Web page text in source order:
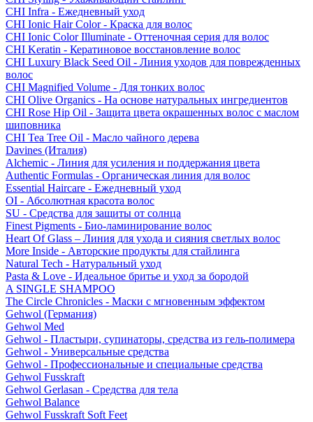
CHI Infra - Ежедневный уход
CHI Ionic Hair Color - Краска для волос
CHI Ionic Color Illuminate - Оттеночная серия для волос
CHI Keratin - Кератиновое восстановление волос
CHI Luxury Black Seed Oil - Линия уходов для поврежденных
волос
CHI Magnified Volume - Для тонких волос
CHI Olive Organics - На основе натуральных ингредиентов
CHI Rose Hip Oil - Защита цвета окрашенных волос с маслом
шиповника
CHI Tea Tree Oil - Масло чайного дерева
Davines (Италия)
Alchemic - Линия для усиления и поддержания цвета
Authentic Formulas - Органическая линия для волос
Essential Haircare - Eжедневный уход
OI - Абсолютная красота волос
SU - Средства для защиты от солнца
Finest Pigments - Био-ламинирование волос
Heart Of Glass – Линия для ухода и сияния светлых волос
More Inside - Авторские продукты для стайлинга
Natural Tech - Натуральный уход
Pasta & Love - Идеальное бритье и уход за бородой
A SINGLE SHAMPOO
The Circle Chronicles - Маски с мгновенным эффектом
Gehwol (Германия)
Gehwol Med
Gehwol - Пластыри, супинаторы, средства из гель-полимера
Gehwol - Универсальные средства
Gehwol - Профессиональные и специальные средства
Gehwol Fusskraft
Gehwol Gerlasan - Средства для тела
Gehwol Balance
Gehwol Fusskraft Soft Feet